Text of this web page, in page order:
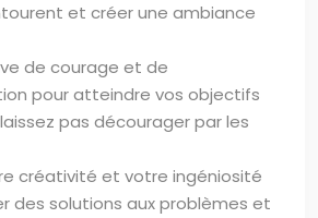
et créer une ambiance
de courage et de
pour atteindre vos objectifs
pas décourager par les
créativité et votre ingéniosité
des solutions aux problèmes et